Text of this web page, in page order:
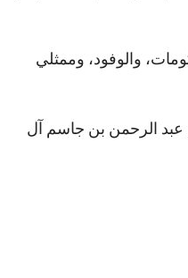
والوفود، وممثلي
عبد الرحمن بن جاسم آل